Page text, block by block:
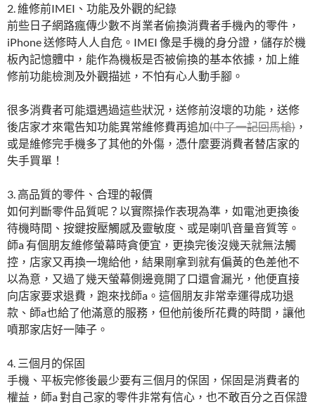
2. 維修前IMEI、功能及外觀的紀錄
前些日子網路瘋傳少數不肖業者偷換消費者手機內的零件，
iPhone 送修時人人自危。IMEI 像是手機的身分證，儲存於機
板內記憶體中，能作為機板是否被偷換的基本依據，加上維
修前功能檢測及外觀描述，不怕有心人動手腳。
很多消費者可能還遇過這些狀況，送修前沒壞的功能，送修
後店家才來電告知功能異常維修費再追加(中了一記回馬槍) ，
或是維修完手機多了其他的外傷，憑什麼要消費者替店家的
失手買單！
3. 高品質的零件、合理的報價
如何判斷零件品質呢？以實際操作表現為準，如電池更換後
待機時間、按鍵按壓觸感及靈敏度、或是喇叭音量音質等。
師a 有個朋友維修螢幕時貪便宜，更換完後沒幾天就無法觸
控，店家又再換一塊給他，結果剛拿到就有偏黃的色差他不
以為意，又過了幾天螢幕側邊竟開了口還會漏光，他便直接
向店家要求退費，跑來找師a。這個朋友非常幸運得成功退
款、師a也給了他滿意的服務，但他前後所花費的時間，讓他
噴那家店好一陣子。
4. 三個月的保固
手機、平板完修後最少要有三個月的保固，保固是消費者的
權益，師a 對自己家的零件非常有信心，也不敢百分之百保證